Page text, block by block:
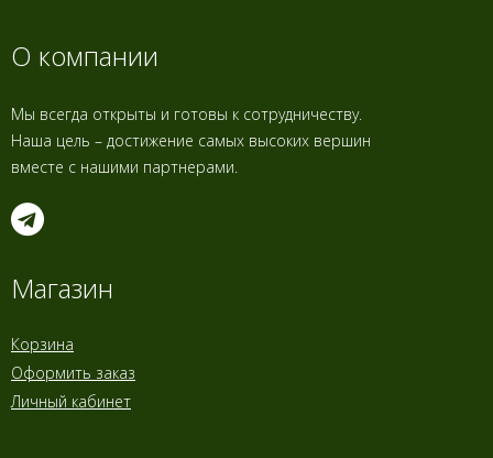
О компании
Мы всегда открыты и готовы к сотрудничеству.
Наша цель – достижение самых высоких вершин
вместе с нашими партнерами.
Магазин
Корзина
Оформить заказ
Личный кабинет